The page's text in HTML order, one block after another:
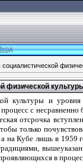
физической
культуры и
процесс с
отсрочка
только
Кубе лишь в 1959
в